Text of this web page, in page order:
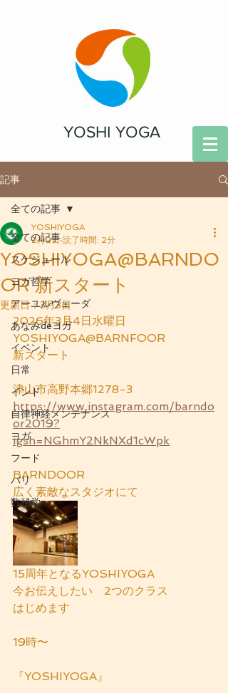
YOSHI YOGA
記事
全ての記事
スケジュール
ヨガ哲学
アーユルヴェーダ
あなみdeヨガ
イベント
日常
インド
自律神経メンテナンス
ヨガ
フード
バリ
数秘学
全ての記事
YOSHIYOGA@BARNDO
OR 新スタート
YOSHIYOGA
2月2日 読了時間: 2分
更新日：3月3日
2026年3月4日水曜日
YOSHIYOGA@BARNFOOR
新スタート
津山市高野本郷1278-3
https://www.instagram.com/barndo
or2019?
igsh=NGhmY2NkNXd1cWpk
BARNDOOR
広く素敵なスタジオにて
15周年となるYOSHIYOGA
今お伝えしたい　2つのクラス
はじめます
19時〜
『YOSHIYOGA』